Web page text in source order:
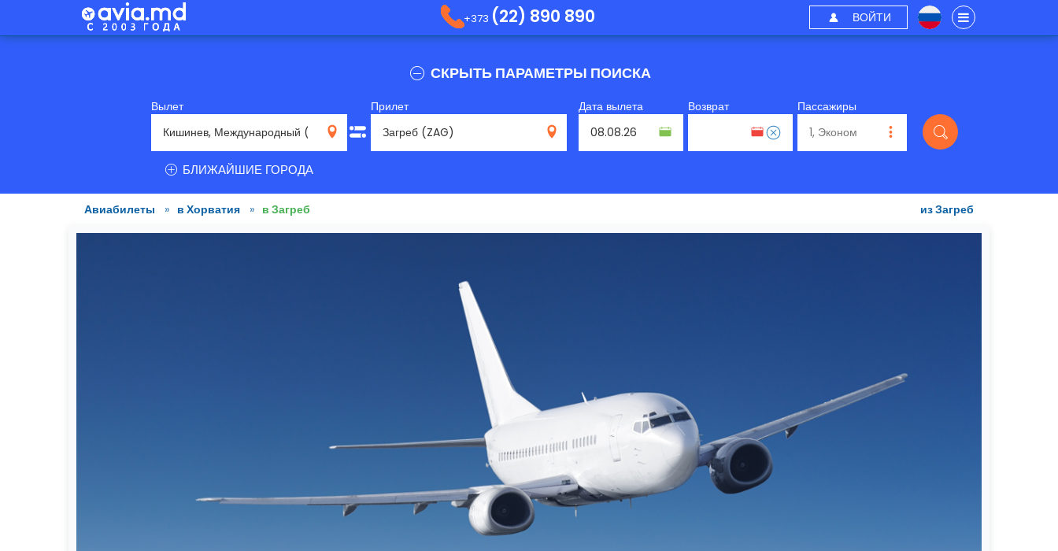
+373 (22) 890 890 ВОЙТИ
СКРЫТЬ ПАРАМЕТРЫ ПОИСКА
Вылет
RMO
Прилет
Дата вылета Возврат Пассажиры
БЛИЖАЙШИЕ ГОРОДА
Авиабилеты » в Хорватия » в Загреб из Загреб